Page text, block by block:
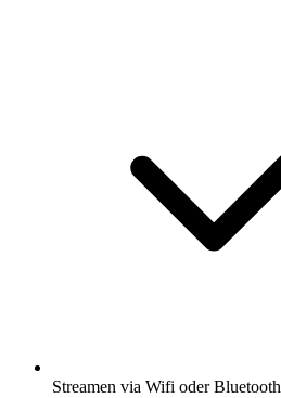
Streamen via Wifi oder Bluetooth